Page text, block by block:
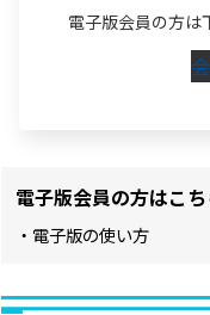
電子版会員の方は
電子版会員の方はこち
・電子版の使い方